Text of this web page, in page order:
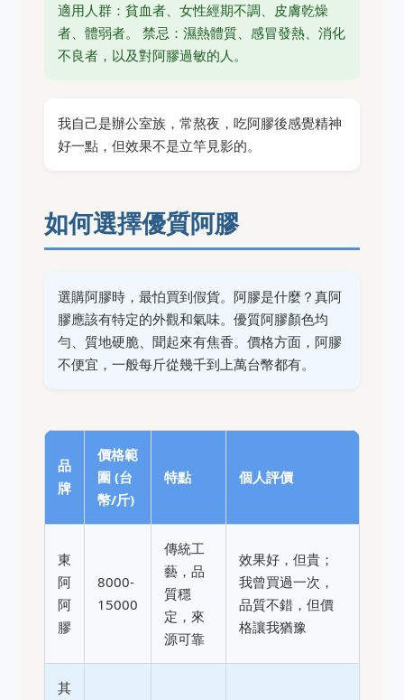
適用人群：貧血者、女性經期不調、皮膚乾燥
者、體弱者。 禁忌：濕熱體質、感冒發熱、消化
不良者，以及對阿膠過敏的人。
我自己是辦公室族，常熬夜，吃阿膠後感覺精神
好一點，但效果不是立竿見影的。
如何選擇優質阿膠
選購阿膠時，最怕買到假貨。阿膠是什麼？真阿
膠應該有特定的外觀和氣味。優質阿膠顏色均
勻、質地硬脆、聞起來有焦香。價格方面，阿膠
不便宜，一般每斤從幾千到上萬台幣都有。
品
牌
價格範
圍 (台
幣/斤)
特點 個人評價
東
阿
阿
膠
8000-
15000
傳統工
藝，品
質穩
定，來
源可靠
效果好，但貴；
我曾買過一次，
品質不錯，但價
格讓我猶豫
其